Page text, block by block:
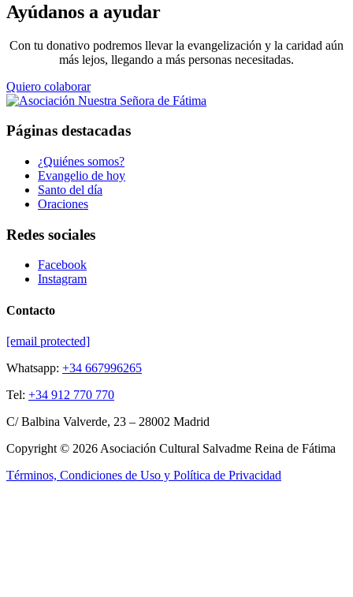
Ayúdanos a ayudar
Con tu donativo podremos llevar la evangelización y la caridad aún
más lejos, llegando a más personas necesitadas.
Quiero colaborar
Páginas destacadas
¿Quiénes somos?
Evangelio de hoy
Santo del día
Oraciones
Redes sociales
Facebook
Instagram
Contacto
[email protected]
Whatsapp: +34 667996265
Tel: +34 912 770 770
C/ Balbina Valverde, 23 – 28002 Madrid
Copyright © 2026 Asociación Cultural Salvadme Reina de Fátima
Términos, Condiciones de Uso y Política de Privacidad